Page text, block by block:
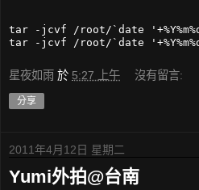
tar -jcvf /root/`date
tar -jcvf /root/`date
星夜如雨 於 5:27 上午 沒有留言:
分享
2011年4月12日 星期二
Yumi外拍@台南